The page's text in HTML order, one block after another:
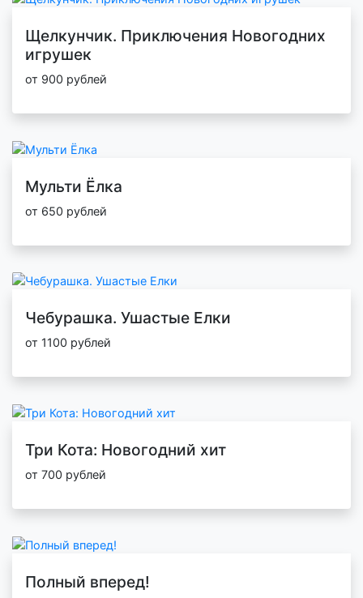
Щелкунчик. Приключения Новогодних
игрушек
от 900 рублей
Мульти Ёлка
от 650 рублей
Чебурашка. Ушастые Елки
от 1100 рублей
Три Кота: Новогодний хит
от 700 рублей
Полный вперед!